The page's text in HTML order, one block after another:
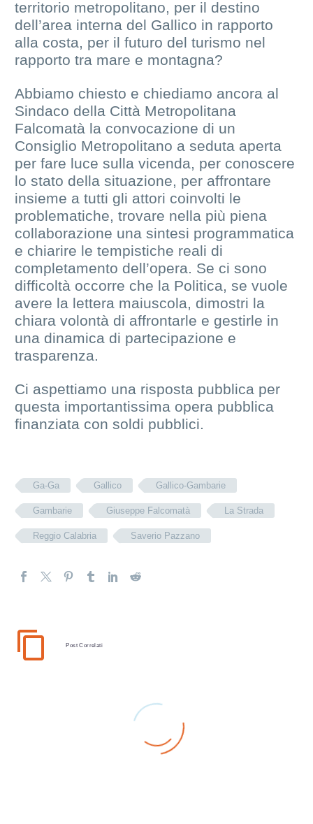
territorio metropolitano, per il destino
dell’area interna del Gallico in rapporto
alla costa, per il futuro del turismo nel
rapporto tra mare e montagna?
Abbiamo chiesto e chiediamo ancora al
Sindaco della Città Metropolitana
Falcomatà la convocazione di un
Consiglio Metropolitano a seduta aperta
per fare luce sulla vicenda, per conoscere
lo stato della situazione, per affrontare
insieme a tutti gli attori coinvolti le
problematiche, trovare nella più piena
collaborazione una sintesi programmatica
e chiarire le tempistiche reali di
completamento dell’opera. Se ci sono
difficoltà occorre che la Politica, se vuole
avere la lettera maiuscola, dimostri la
chiara volontà di affrontarle e gestirle in
una dinamica di partecipazione e
trasparenza.
Ci aspettiamo una risposta pubblica per
questa importantissima opera pubblica
finanziata con soldi pubblici.
Ga-Ga Gallico Gallico-Gambarie
Gambarie Giuseppe Falcomatà La Strada
Reggio Calabria Saverio Pazzano
Post Correlati